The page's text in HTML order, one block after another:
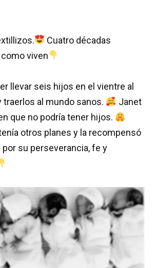
Cuatro décadas
viven
llevar seis hijos en el vientre al
al mundo sanos.
Janet
que no podría tener hijos.
otros planes y la recompensó
su perseverancia, fe y